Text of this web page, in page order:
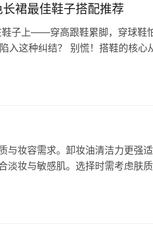
裙最佳鞋子搭配推荐
鞋子上——穿高跟鞋累脚，穿球鞋
入这种纠结？ 别慌！搭鞋的核心
与妆容需求。卸妆油清洁力更强
淡妆与敏感肌。选择时需考虑肤质